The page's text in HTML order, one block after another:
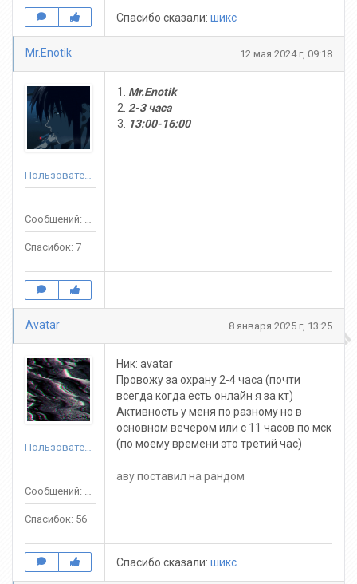
Спасибо сказали: шикс
Mr.Enotik 12 мая 2024 г, 09:18
Спасибок: 7
Mr.Enotik
2-3 часа
13:00-16:00
Avatar 8 января 2025 г, 13:25
Спасибок: 56
Ник: avatar
Провожу за охрану 2-4 часа (почти
всегда когда есть онлайн я за кт)
Активность у меня по разному но в
основном вечером или с 11 часов по мск
(по моему времени это третий час)
аву поставил на рандом
Спасибо сказали: шикс